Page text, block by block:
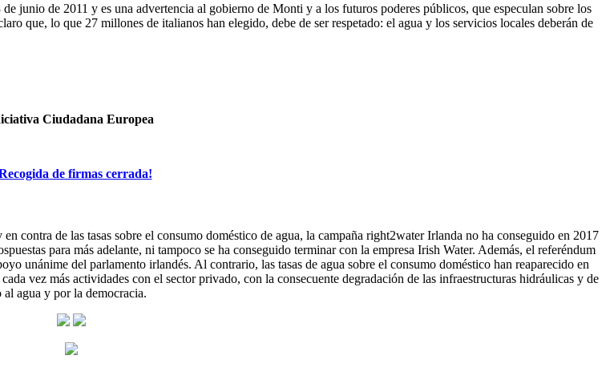
junio de 2011 y es una advertencia al gobierno de Monti y a los futuros poderes públicos, que especulan sobre los
que, lo que 27 millones de italianos han elegido, debe de ser respetado: el agua y los servicios locales deberán de
Ciudadana Europea
de firmas cerrada!
contra de las tasas sobre el consumo doméstico de agua, la campaña right2water Irlanda no ha conseguido en 2017
para más adelante, ni tampoco se ha conseguido terminar con la empresa Irish Water. Además, el referéndum
unánime del parlamento irlandés. Al contrario, las tasas de agua sobre el consumo doméstico han reaparecido en
vez más actividades con el sector privado, con la consecuente degradación de las infraestructuras hidráulicas y de
al agua y por la democracia.